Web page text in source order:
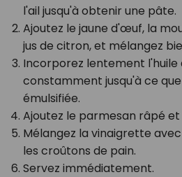
l'ail jusqu'à obtenir une pâte.
Ajoutez le jaune d'œuf, la
jus de citron, et mélangez
Incorporez lentement
constamment jusqu'à ce
émulsifiée.
Ajoutez le parmesan râpé et
Mélangez la vinaigrette
les croûtons de pain.
Servez immédiatement.